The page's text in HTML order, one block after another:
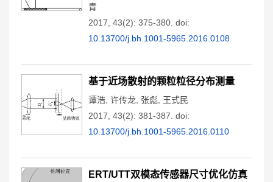
青
2017, 43(2): 375-380. doi:
10.13700/j.bh.1001-5965.2016.0108
基于近场散射的颗粒粒径分布测量
谭浩 许传龙 张彪
王式民
2017, 43(2): 381-387. doi:
10.13700/j.bh.1001-5965.2016.0110
ERT/UTT双模态传感器尺寸优化仿真